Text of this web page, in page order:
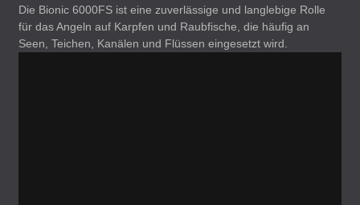
Die Bionic 6000FS ist eine zuverlässige und langlebige Rolle
für das Angeln auf Karpfen und Raubfische, die häufig an
Seen, Teichen, Kanälen und Flüssen eingesetzt wird.